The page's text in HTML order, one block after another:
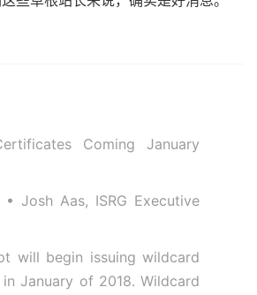
Coming January
Josh Aas, ISRG Executive
will begin issuing wildcard
January of 2018. Wildcard